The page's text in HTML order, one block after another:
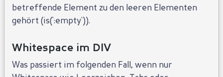
betreffende Element zu den leeren Elementen
gehört (is(':empty')).
Whitespace im DIV
Was passiert im folgenden Fall, wenn nur